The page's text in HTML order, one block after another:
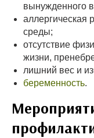
вынужденного
аллергическая
среды;
отсутствие
жизни,
лишний вес и
беременность.